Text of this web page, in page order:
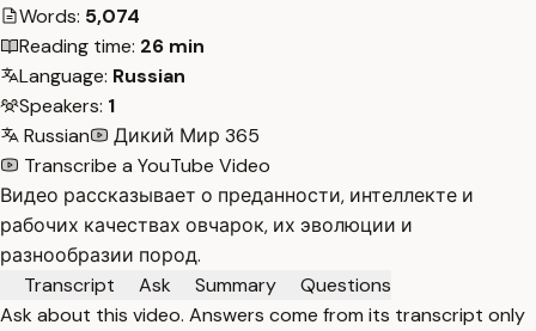
Words: 5,074
Reading time: 26 min
Language: Russian
Speakers: 1
Russian
Дикий Мир 365
Transcribe a YouTube Video
Видео рассказывает о преданности, интеллекте и
рабочих качествах овчарок, их эволюции и
разнообразии пород.
Transcript
Ask Summary
Questions
Ask about this video. Answers come from its transcript only